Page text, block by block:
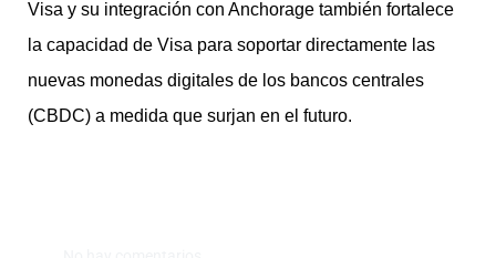
Visa y su integración con Anchorage también fortalece
la capacidad de Visa para soportar directamente las
nuevas monedas digitales de los bancos centrales
(CBDC) a medida que surjan en el futuro.